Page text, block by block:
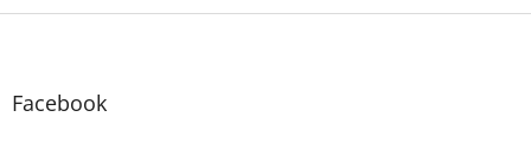
Z
Facebook